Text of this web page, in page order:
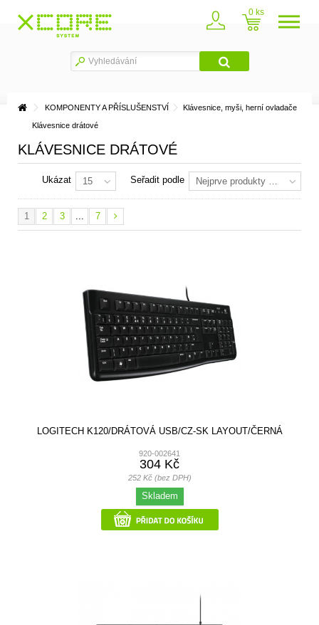
0
KOMPONENTY A PŘÍSLUŠENSTVÍ Klávesnice, myši, herní ovladače
Klávesnice drátové
KLÁVESNICE DRÁTOVÉ
Seřadit podle Nejprve produkty skladem
Ukázat 15
1 2 3 ... 7
LOGITECH K120/DRÁTOVÁ USB/CZ-SK LAYOUT/ČERNÁ
920-002641
304 Kč
252 Kč (bez DPH)
Skladem